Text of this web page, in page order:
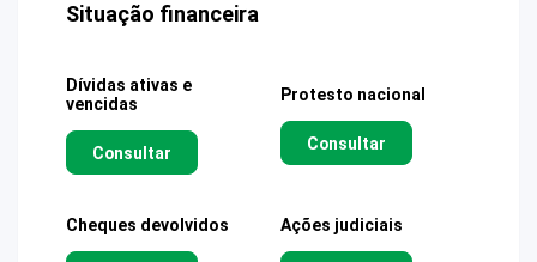
Situação financeira
Dívidas ativas e
vencidas
Consultar
Protesto nacional
Consultar
Cheques devolvidos Ações judiciais